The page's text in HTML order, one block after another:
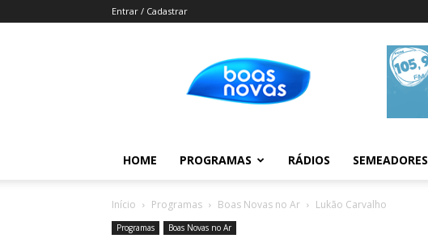
Entrar / Cadastrar
Novas
HOME PROGRAMAS RÁDIOS SEMEADORES
Início Programas Boas Novas no Ar Lukão Carvalho
Programas Boas Novas no Ar